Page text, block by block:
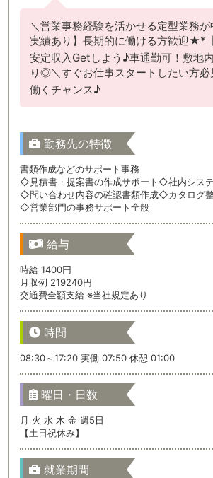
＼営業事務経験を活かせる定型業務
実績あり】長期的に働ける方歓迎★*
安定収入Getしよう♪車通勤可！敷地
り◎＼すぐお仕事スタートしたい方
働くチャンス♪
勤務先の特徴
書類作成などのサポート事務
◇見積書・提案書の作成サポート◇社内シス
◇問い合わせ内容の確認書類作成◇カタログ
◇営業部門の事務サポート全般
給与
時給 1400円
月収例 219240円
交通費全額支給 ※当社規定あり
時間
08:30～17:20 実働 07:50 休憩 01:00
曜日・日数
月 火 水 木 金 週5日
【土日祝休み】
就業期間